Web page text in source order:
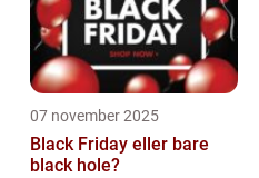
07 november 2025
Black Friday eller bare
black hole?